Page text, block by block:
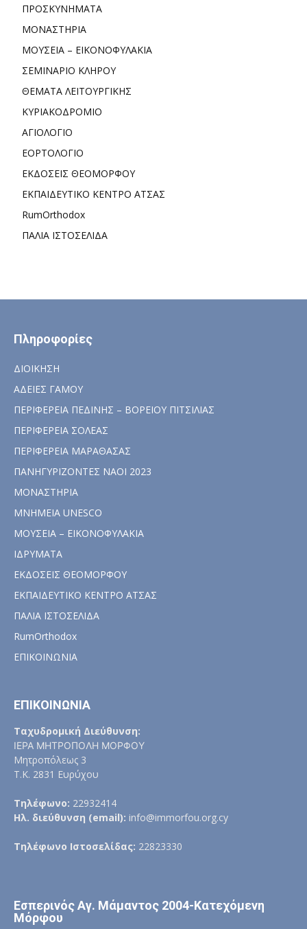
ΠΡΟΣΚΥΝΗΜΑΤΑ
ΜΟΝΑΣΤΗΡΙΑ
ΜΟΥΣΕΙΑ – ΕΙΚΟΝΟΦΥΛΑΚΙΑ
ΣΕΜΙΝΑΡΙΟ ΚΛΗΡΟΥ
ΘΕΜΑΤΑ ΛΕΙΤΟΥΡΓΙΚΗΣ
ΚΥΡΙΑΚΟΔΡΟΜΙΟ
ΑΓΙΟΛΟΓΙΟ
ΕΟΡΤΟΛΟΓΙΟ
ΕΚΔΟΣΕΙΣ ΘΕΟΜΟΡΦΟΥ
ΕΚΠΑΙΔΕΥΤΙΚΟ ΚΕΝΤΡΟ ΑΤΣΑΣ
RumOrthodox
ΠΑΛΙΑ ΙΣΤΟΣΕΛΙΔΑ
Πληροφορίες
ΔΙΟΙΚΗΣΗ
ΑΔΕΙΕΣ ΓΑΜΟΥ
ΠΕΡΙΦΕΡΕΙΑ ΠΕΔΙΝΗΣ – ΒΟΡΕΙΟΥ ΠΙΤΣΙΛΙΑΣ
ΠΕΡΙΦΕΡΕΙΑ ΣΟΛΕΑΣ
ΠΕΡΙΦΕΡΕΙΑ ΜΑΡΑΘΑΣΑΣ
ΠΑΝΗΓΥΡΙΖΟΝΤΕΣ ΝΑΟΙ 2023
ΜΟΝΑΣΤΗΡΙΑ
ΜΝΗΜΕΙΑ UNESCO
ΜΟΥΣΕΙΑ – ΕΙΚΟΝΟΦΥΛΑΚΙΑ
ΙΔΡΥΜΑΤΑ
ΕΚΔΟΣΕΙΣ ΘΕΟΜΟΡΦΟΥ
ΕΚΠΑΙΔΕΥΤΙΚΟ ΚΕΝΤΡΟ ΑΤΣΑΣ
ΠΑΛΙΑ ΙΣΤΟΣΕΛΙΔΑ
RumOrthodox
ΕΠΙΚΟΙΝΩΝΙΑ
ΕΠΙΚΟΙΝΩΝΙΑ
Ταχυδρομική Διεύθυνση:
ΙΕΡΑ ΜΗΤΡΟΠΟΛΗ ΜΟΡΦΟΥ
Μητροπόλεως 3
Τ.Κ. 2831 Ευρύχου
Τηλέφωνο: 22932414
Ηλ. διεύθυνση (email): info@immorfou.org.cy
Τηλέφωνο Ιστοσελίδας: 22823330
Εσπερινός Αγ. Μάμαντος 2004-Κατεχόμενη
Μόρφου